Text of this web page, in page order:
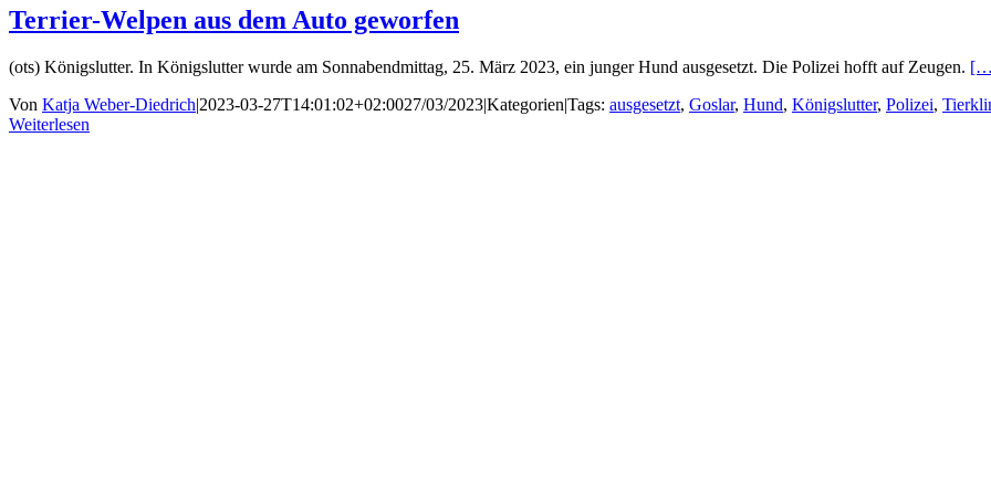
Terrier-Welpen aus dem Auto geworfen
(ots) Königslutter. In Königslutter wurde am Sonnabendmittag, 25. März 2023, ein junger Hund ausgesetzt. Die Polizei hofft auf Zeugen.
Von Katja Weber-Diedrich|2023-03-27T14:01:02+02:0027/03/2023|Kategorien|Tags: ausgesetzt, Goslar, Hund, Königslutter, Polizei,
Weiterlesen